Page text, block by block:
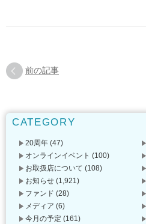
前の記事
CATEGORY
20周年 (47)
オンラインイベント (100)
お取扱店について (108)
お知らせ (1,921)
ファンド (28)
メディア (6)
今月の予定 (161)